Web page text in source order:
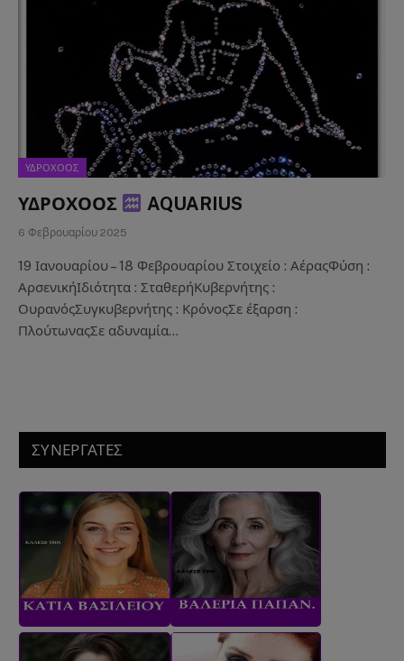
ΥΔΡΟΧΟΟΣ
ΥΔΡΟΧΟΟΣ AQUARIUS
6 Φεβρουαρίου 2025
19 Ιανουαρίου – 18 Φεβρουαρίου Στοιχείο : ΑέραςΦύση :
ΑρσενικήΙδιότητα : ΣταθερήΚυβερνήτης :
ΟυρανόςΣυγκυβερνήτης : ΚρόνοςΣε έξαρση :
ΠλούτωναςΣε αδυναμία…
ΣΥΝΕΡΓΑΤΕΣ